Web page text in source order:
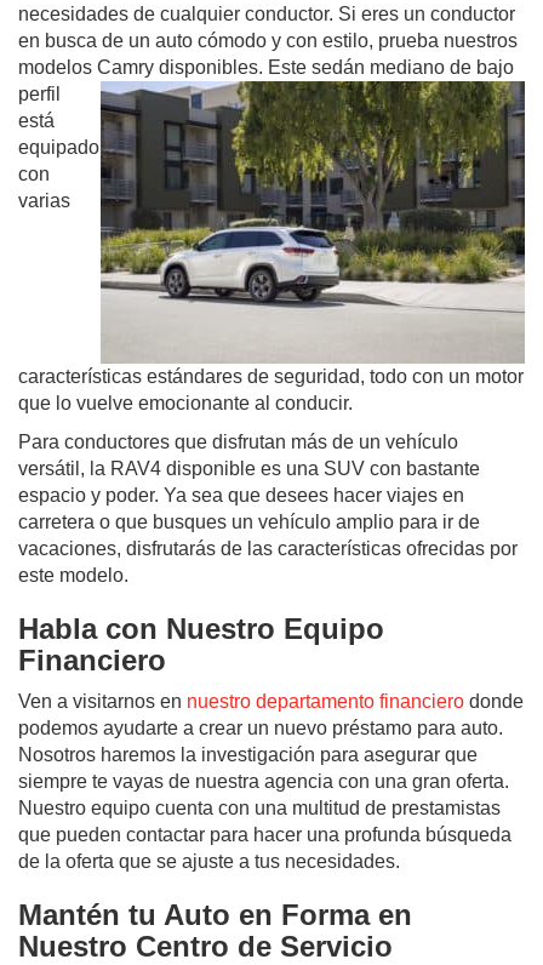
necesidades de cualquier conductor. Si eres un conductor
en busca de un auto cómodo y con estilo, prueba nuestros
modelos Camry disponibles. Este sedán mediano de bajo
perfil
está
equipado
con
varias
características estándares de seguridad, todo con un motor
que lo vuelve emocionante al conducir.
Para conductores que disfrutan más de un vehículo
versátil, la RAV4 disponible es una SUV con bastante
espacio y poder. Ya sea que desees hacer viajes en
carretera o que busques un vehículo amplio para ir de
vacaciones, disfrutarás de las características ofrecidas por
este modelo.
Habla con Nuestro Equipo
Financiero
Ven a visitarnos en nuestro departamento financiero donde
podemos ayudarte a crear un nuevo préstamo para auto.
Nosotros haremos la investigación para asegurar que
siempre te vayas de nuestra agencia con una gran oferta.
Nuestro equipo cuenta con una multitud de prestamistas
que pueden contactar para hacer una profunda búsqueda
de la oferta que se ajuste a tus necesidades.
Mantén tu Auto en Forma en
Nuestro Centro de Servicio